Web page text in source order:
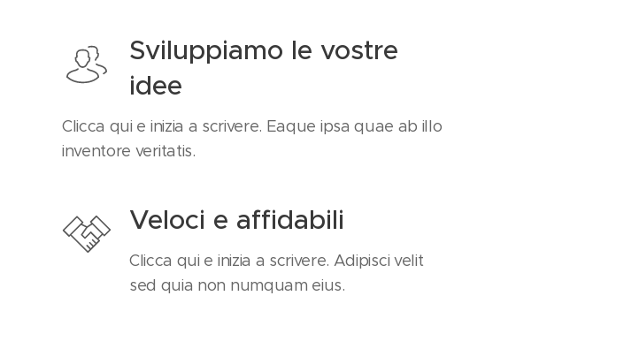
Sviluppiamo le vostre
idee
Clicca qui e inizia a scrivere. Eaque ipsa quae ab illo
inventore veritatis.
Veloci e affidabili
Clicca qui e inizia a scrivere. Adipisci velit
sed quia non numquam eius.